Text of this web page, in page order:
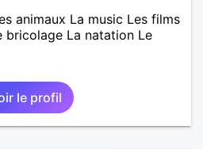
animaux La music Les films
bricolage La natation Le
le profil